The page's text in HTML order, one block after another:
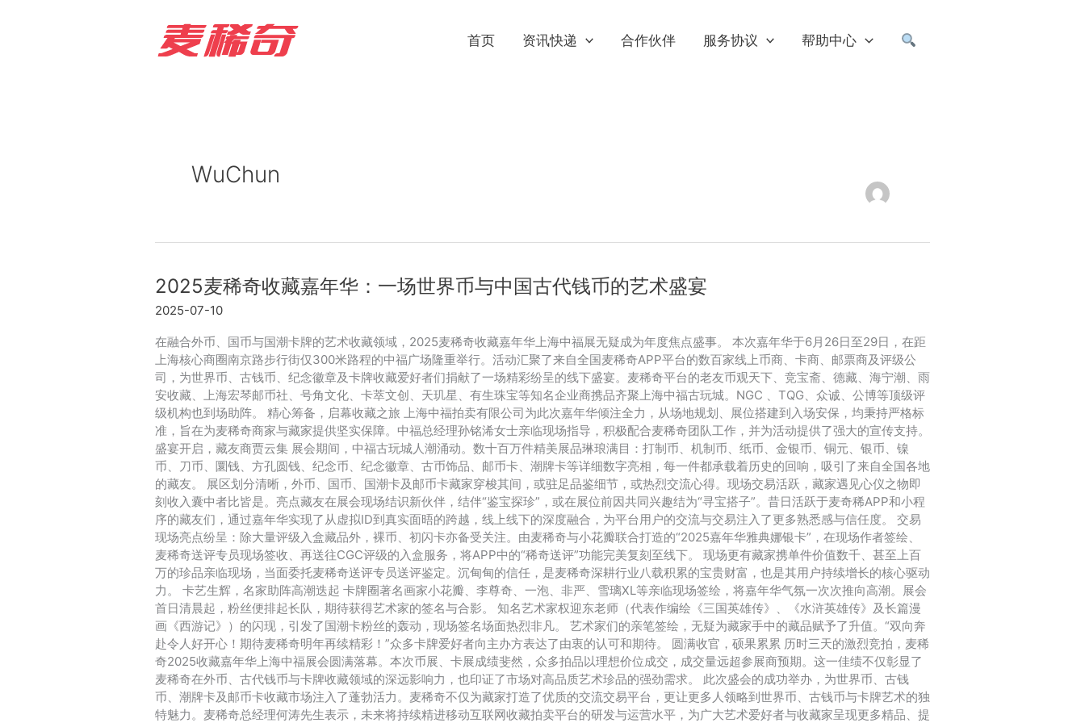
首页 资讯快递 合作伙伴 服务协议 帮助中心
WuChun
2025麦稀奇收藏嘉年华：一场世界币与中国古代钱币的艺术盛宴
2025-07-10
在融合外币、国币与国潮卡牌的艺术收藏领域，2025麦稀奇收藏嘉年华上海中福展无疑成为年度焦点盛事。 本次嘉年华于6月26日至29日，在距
上海核心商圈南京路步行街仅300米路程的中福广场隆重举行。活动汇聚了来自全国麦稀奇APP平台的数百家线上币商、卡商、邮票商及评级公
司，为世界币、古钱币、纪念徽章及卡牌收藏爱好者们捐献了一场精彩纷呈的线下盛宴。麦稀奇平台的老友币观天下、竞宝斋、德藏、海宁潮、雨
安收藏、上海宏琴邮币社、号角文化、卡萃文创、天玑星、有生珠宝等知名企业商携品齐聚上海中福古玩城。NGC 、TQG、众诚、公博等顶级评
级机构也到场助阵。 精心筹备，启幕收藏之旅 上海中福拍卖有限公司为此次嘉年华倾注全力，从场地规划、展位搭建到入场安保，均秉持严格标
准，旨在为麦稀奇商家与藏家提供坚实保障。中福总经理孙铭浠女士亲临现场指导，积极配合麦稀奇团队工作，并为活动提供了强大的宣传支持。
盛宴开启，藏友商贾云集 展会期间，中福古玩城人潮涌动。数十百万件精美展品琳琅满目：打制币、机制币、纸币、金银币、铜元、银币、镍
币、刀币、圜钱、方孔圆钱、纪念币、纪念徽章、古币饰品、邮币卡、潮牌卡等详细数字亮相，每一件都承载着历史的回响，吸引了来自全国各地
的藏友。 展区划分清晰，外币、国币、国潮卡及邮币卡藏家穿梭其间，或驻足品鉴细节，或热烈交流心得。现场交易活跃，藏家遇见心仪之物即
刻收入囊中者比皆是。亮点藏友在展会现场结识新伙伴，结伴“鉴宝探珍”，或在展位前因共同兴趣结为“寻宝搭子”。昔日活跃于麦奇稀APP和小程
序的藏友们，通过嘉年华实现了从虚拟ID到真实面晤的跨越，线上线下的深度融合，为平台用户的交流与交易注入了更多熟悉感与信任度。 交易
现场亮点纷呈：除大量评级入盒藏品外，裸币、初闪卡亦备受关注。由麦稀奇与小花瓣联合打造的“2025嘉年华雅典娜银卡”，在现场作者签绘、
麦稀奇送评专员现场签收、再送往CGC评级的入盒服务，将APP中的“稀奇送评”功能完美复刻至线下。 现场更有藏家携单件价值数千、甚至上百
万的珍品亲临现场，当面委托麦稀奇送评专员送评鉴定。沉甸甸的信任，是麦稀奇深耕行业八载积累的宝贵财富，也是其用户持续增长的核心驱动
力。 卡艺生辉，名家助阵高潮迭起 卡牌圈著名画家小花瓣、李尊奇、一泡、非严、雪璃XL等亲临现场签绘，将嘉年华气氛一次次推向高潮。展会
首日清晨起，粉丝便排起长队，期待获得艺术家的签名与合影。 知名艺术家权迎东老师（代表作编绘《三国英雄传》、《水浒英雄传》及长篇漫
画《西游记》）的闪现，引发了国潮卡粉丝的轰动，现场签名场面热烈非凡。 艺术家们的亲笔签绘，无疑为藏家手中的藏品赋予了升值。“双向奔
赴令人好开心！期待麦稀奇明年再续精彩！”众多卡牌爱好者向主办方表达了由衷的认可和期待。 圆满收官，硕果累累 历时三天的激烈竞拍，麦稀
奇2025收藏嘉年华上海中福展会圆满落幕。本次币展、卡展成绩斐然，众多拍品以理想价位成交，成交量远超参展商预期。这一佳绩不仅彰显了
麦稀奇在外币、古代钱币与卡牌收藏领域的深远影响力，也印证了市场对高品质艺术珍品的强劲需求。 此次盛会的成功举办，为世界币、古钱
币、潮牌卡及邮币卡收藏市场注入了蓬勃活力。麦稀奇不仅为藏家打造了优质的交流交易平台，更让更多人领略到世界币、古钱币与卡牌艺术的独
特魅力。麦稀奇总经理何涛先生表示，未来将持续精进移动互联网收藏拍卖平台的研发与运营水平，为广大艺术爱好者与收藏家呈现更多精品、提